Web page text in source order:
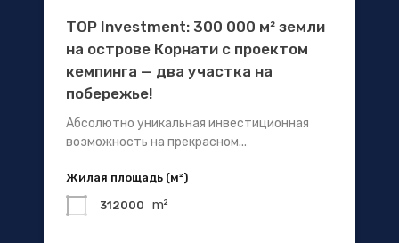
TOP Investment: 300 000 м² земли
на острове Корнати с проектом
кемпинга — два участка на
побережье!
Абсолютно уникальная инвестиционная
возможность на прекрасном...
Жилая площадь (м²)
312000 m²